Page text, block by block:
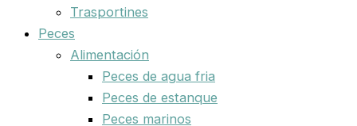
Trasportines
Peces
Alimentación
Peces de agua fria
Peces de estanque
Peces marinos